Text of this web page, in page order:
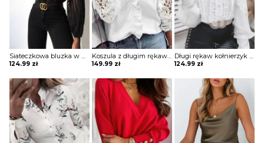
Siateczkowa bluzka w paski z dziurką przodu Zoia
124.99 zł
Koszula z długim rękawem w jednolitym kolorze koronką i falbaną bluzka Mona
149.99 zł
Długi rękaw kołnierzyk rozpinana guziki koronka pasy bluzka elegancka impreza do pracy koszula bluzka Maxima
124.99 zł